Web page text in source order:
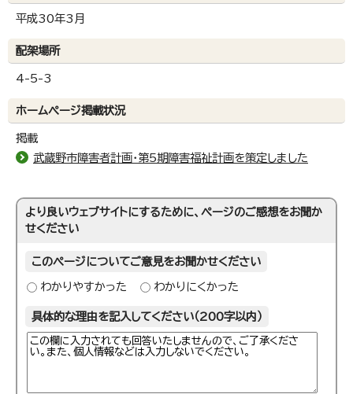
平成30年3月
配架場所
4-5-3
ホームページ掲載状況
掲載
武蔵野市障害者計画・第5期障害福祉計画を策定しました
より良いウェブサイトにするために、ページのご感想をお聞か
せください
このページについてご意見をお聞かせください
わかりやすかった わかりにくかった
具体的な理由を記入してください（200字以内）